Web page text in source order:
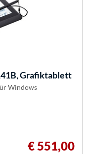
Grafiktablett
Windows
€ 551,00